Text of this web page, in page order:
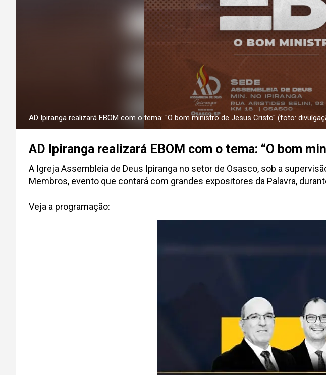
AD Ipiranga realizará EBOM com o tema: "O bom ministro de Jesus Cristo" (foto:
AD Ipiranga realizará EBOM com o tema: “O bom
A Igreja Assembleia de Deus Ipiranga no setor de Osasco, sob a
Membros, evento que contará com grandes expositores da Palavra,
Veja a programação: